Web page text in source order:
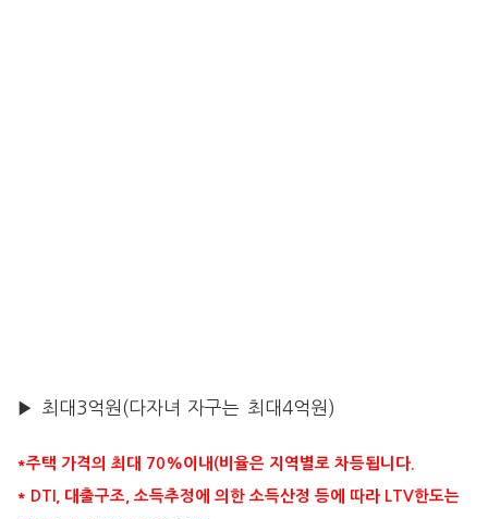
▶ 최대3억원(다자녀 자구는 최대4억원)
*주택 가격의 최대 70%이내(비율은 지역별로 차등됩니다.
* DTI, 대출구조, 소득추정에 의한 소득산정 등에 따라 LTV한도는